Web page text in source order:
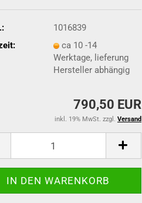
1016839
ca 10 -14
Werktage, lieferung
Hersteller abhängig
790,50 EUR
inkl. 19% MwSt. zzgl. Versand